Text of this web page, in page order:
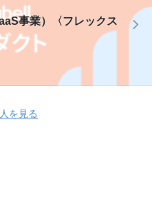
事業）〈フレックス
を見る